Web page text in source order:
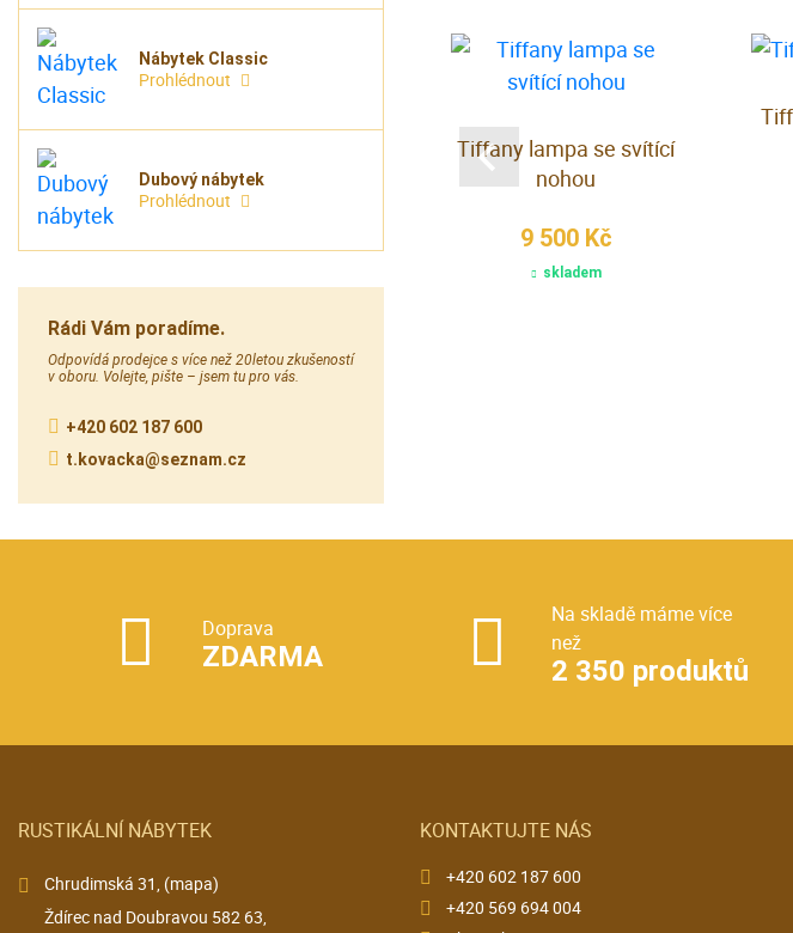
Nábytek Classic
Prohlédnout
Dubový nábytek
Prohlédnout
Rádi Vám poradíme.
Odpovídá prodejce s více než 20letou zkušeností
v oboru. Volejte, pište – jsem tu pro vás.
+420 602 187 600
t.kovacka@seznam.cz
na kytky
VÝPRODEJ
9 750,00 Kč
Tiffany lampa se svítící
nohou
9 500 Kč
skladem
Doprava
ZDARMA
Na skladě máme více
než
2 350 produktů
RUSTIKÁLNÍ NÁBYTEK
Chrudimská 31, (mapa)
Ždírec nad Doubravou 582 63,
KONTAKTUJTE NÁS
+420 602 187 600
+420 569 694 004